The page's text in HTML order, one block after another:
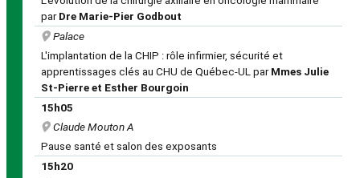
parDre Marie-Pier Godbout
Palace
L'implantation de la CHIP : rôle infirmier, sécurité et
apprentissages clés au CHU de Québec-UL parMmes Julie
St-Pierre et Esther Bourgoin
15h05
Claude Mouton A
Pause santé et salon des exposants
15h20